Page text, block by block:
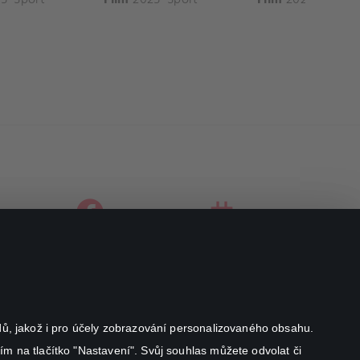
jakož i pro účely zobrazování personalizovaného obsahu.
na tlačítko "Nastavení". Svůj souhlas můžete odvolat či
facebookinstagram